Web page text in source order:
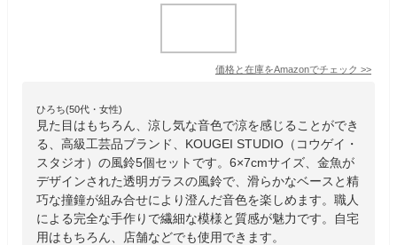
価格と在庫をAmazonでチェック >>
ひろち(50代・女性)
見た目はもちろん、涼し気な音色で涼を感じることができ
る、高級工芸品ブランド、KOUGEI STUDIO（コウゲイ・
スタジオ）の風鈴5個セットです。6×7cmサイズ、金魚が
デザインされた透明ガラスの風鈴で、滑らかなベースと精
巧な撞鐘が組み合せにより澄んだ音色を楽しめます。職人
による完全な手作りで繊細な模様と質感が魅力です。自宅
用はもちろん、店舗などでも使用できます。